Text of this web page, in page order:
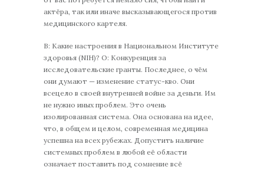
актёра, так или иначе высказывающегося против
медицинского картеля.
В: Какие настроения в Национальном Институте
здоровья (NIH)? О: Конкуренция за
исследовательские гранты. Последнее, о чём
они думают — изменение статус-кво. Они
всецело в своей внутренней войне за деньги. Им
не нужно иных проблем. Это очень
изолированная система. Она основана на идее,
что, в общем и целом, современная медицина
успешна на всех рубежах. Допустить наличие
системных проблем в любой её области
означает поставить под сомнение всё